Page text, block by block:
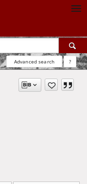
Advanced search ?